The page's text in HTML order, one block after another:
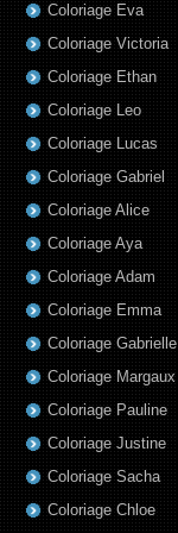
Coloriage Eva
Coloriage Victoria
Coloriage Ethan
Coloriage Leo
Coloriage Lucas
Coloriage Gabriel
Coloriage Alice
Coloriage Aya
Coloriage Adam
Coloriage Emma
Coloriage Gabrielle
Coloriage Margaux
Coloriage Pauline
Coloriage Justine
Coloriage Sacha
Coloriage Chloe